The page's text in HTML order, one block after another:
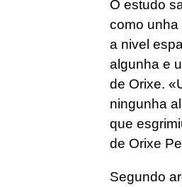
O estudo
como unha
a nivel
algunha e
de Orixe.
ningunha
que
de Orixe
Segundo